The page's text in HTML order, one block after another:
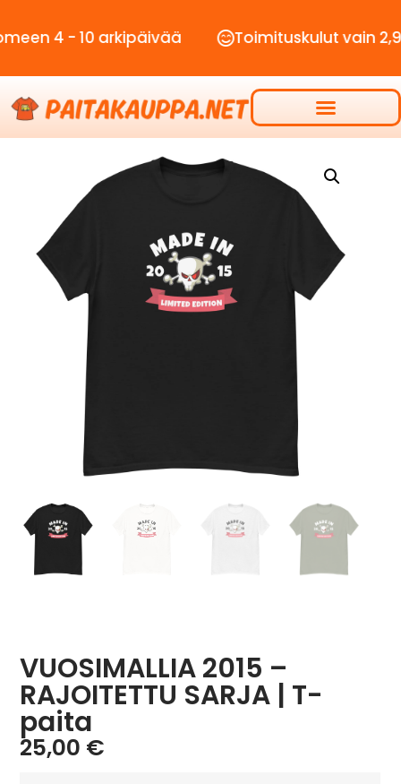
- 10 arkipäivää Toimituskulut vain 2,90€
VUOSIMALLIA 2015 –
RAJOITETTU SARJA | T-
paita
25,00 €